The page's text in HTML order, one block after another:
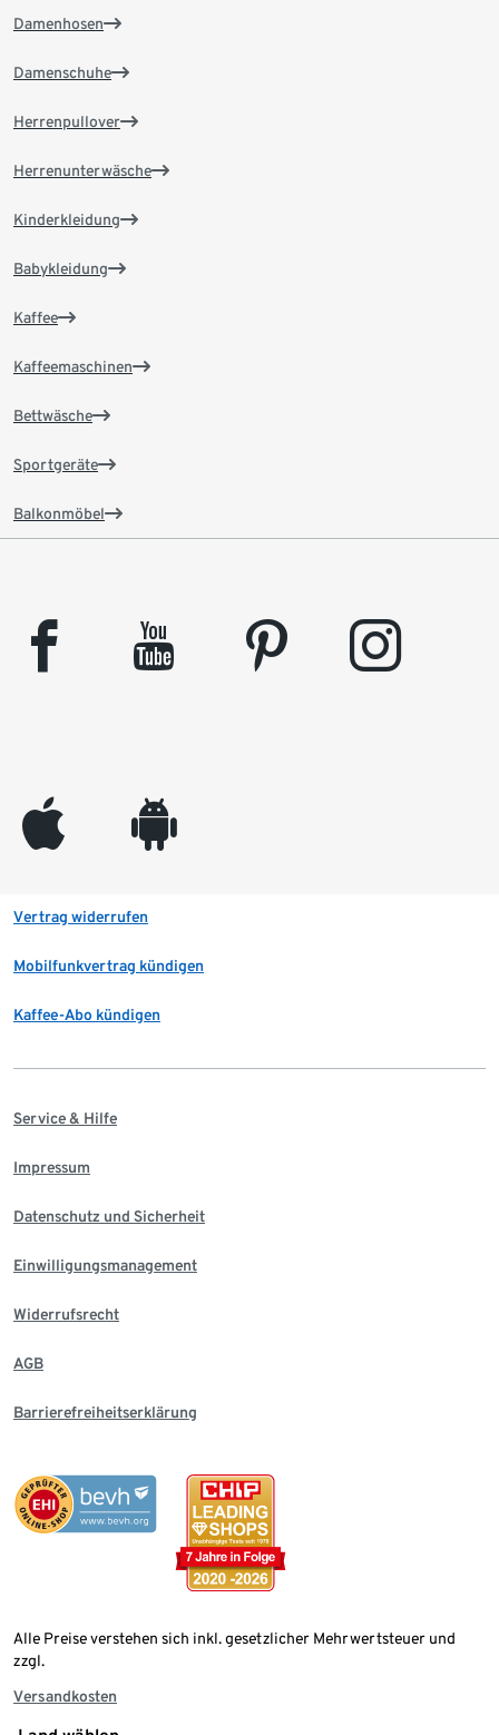
Damenhosen
Damenschuhe
Herrenpullover
Herrenunterwäsche
Kinderkleidung
Babykleidung
Kaffee
Kaffeemaschinen
Bettwäsche
Sportgeräte
Balkonmöbel
facebook youtube pinterest instagram
appleinc android
Vertrag widerrufen
Mobilfunkvertrag kündigen
Kaffee-Abo kündigen
Service & Hilfe
Impressum
Datenschutz und Sicherheit
Einwilligungsmanagement
Widerrufsrecht
AGB
Barrierefreiheitserklärung
Alle Preise verstehen sich inkl. gesetzlicher Mehrwertsteuer und
zzgl.
Versandkosten